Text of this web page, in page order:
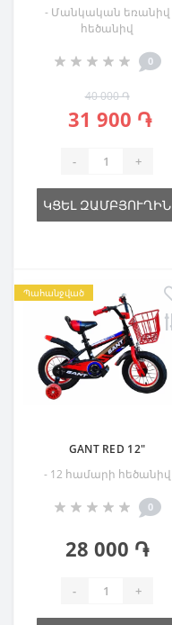
- Մանկական եռանիվ
հեծանիվ
0
40 000 ֏
31 900 ֏
- +
ԿՑԵԼ ԶԱՄԲՅՈՒՂԻՆ
Պահանջված
GANT RED 12"
- 12 համարի հեծանիվ
0
28 000 ֏
- +